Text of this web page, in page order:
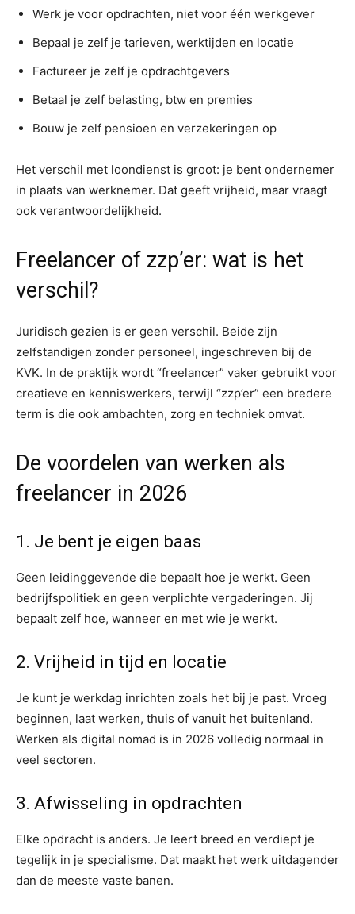
Werk je voor opdrachten, niet voor één werkgever
Bepaal je zelf je tarieven, werktijden en locatie
Factureer je zelf je opdrachtgevers
Betaal je zelf belasting, btw en premies
Bouw je zelf pensioen en verzekeringen op
Het verschil met loondienst is groot: je bent ondernemer
in plaats van werknemer. Dat geeft vrijheid, maar vraagt
ook verantwoordelijkheid.
Freelancer of zzp’er: wat is het
verschil?
Juridisch gezien is er geen verschil. Beide zijn
zelfstandigen zonder personeel, ingeschreven bij de
KVK. In de praktijk wordt “freelancer” vaker gebruikt voor
creatieve en kenniswerkers, terwijl “zzp’er” een bredere
term is die ook ambachten, zorg en techniek omvat.
De voordelen van werken als
freelancer in 2026
1. Je bent je eigen baas
Geen leidinggevende die bepaalt hoe je werkt. Geen
bedrijfspolitiek en geen verplichte vergaderingen. Jij
bepaalt zelf hoe, wanneer en met wie je werkt.
2. Vrijheid in tijd en locatie
Je kunt je werkdag inrichten zoals het bij je past. Vroeg
beginnen, laat werken, thuis of vanuit het buitenland.
Werken als digital nomad is in 2026 volledig normaal in
veel sectoren.
3. Afwisseling in opdrachten
Elke opdracht is anders. Je leert breed en verdiept je
tegelijk in je specialisme. Dat maakt het werk uitdagender
dan de meeste vaste banen.